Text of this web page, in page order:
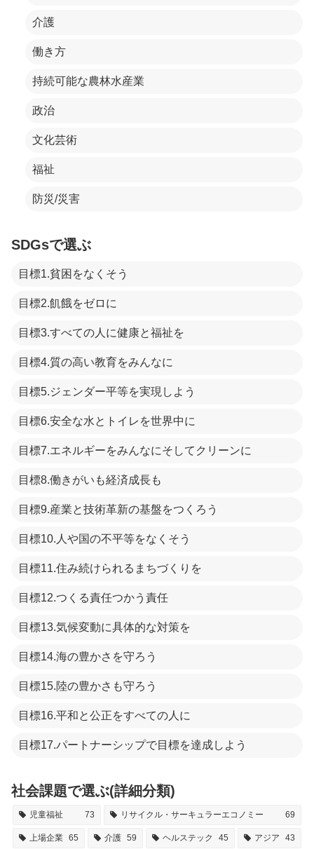
介護
働き方
持続可能な農林水産業
政治
文化芸術
福祉
防災/災害
SDGsで選ぶ
目標1.貧困をなくそう
目標2.飢餓をゼロに
目標3.すべての人に健康と福祉を
目標4.質の高い教育をみんなに
目標5.ジェンダー平等を実現しよう
目標6.安全な水とトイレを世界中に
目標7.エネルギーをみんなにそしてクリーンに
目標8.働きがいも経済成長も
目標9.産業と技術革新の基盤をつくろう
目標10.人や国の不平等をなくそう
目標11.住み続けられるまちづくりを
目標12.つくる責任つかう責任
目標13.気候変動に具体的な対策を
目標14.海の豊かさを守ろう
目標15.陸の豊かさも守ろう
目標16.平和と公正をすべての人に
目標17.パートナーシップで目標を達成しよう
社会課題で選ぶ(詳細分類)
児童福祉 73 リサイクル・サーキュラーエコノミー 69
上場企業 65 介護 59 ヘルステック 45 アジア 43